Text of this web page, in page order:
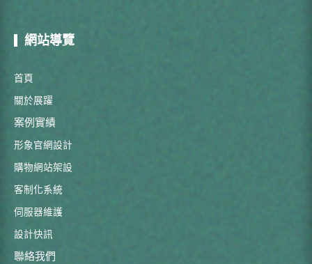
網站導覽
首頁
關於展躍
案例實績
形象官網設計
購物網站架設
客制化系統
伺服器維護
設計快訊
聯絡我們